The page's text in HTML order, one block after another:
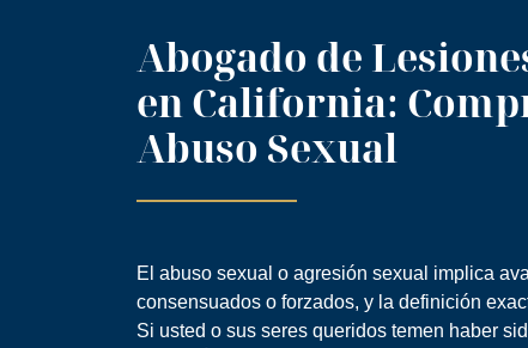
Abogado de
en California:
Abuso Sexual
El abuso sexual o agresión sexual implica
consensuados o forzados, y la definición
Si usted o sus seres queridos temen haber